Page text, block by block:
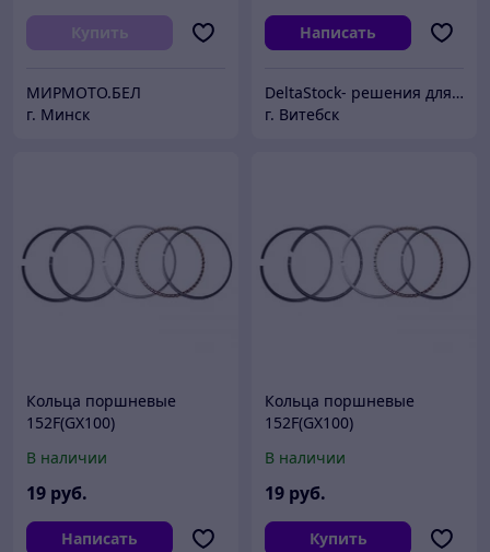
Купить
МИРМОТО.БЕЛ
г. Минск
Написать
DeltaStock- решения для складской техники.
г. Витебск
Кольца поршневые
152F(GX100)
В наличии
19 руб.
Написать
Кольца поршневые
152F(GX100)
В наличии
19 руб.
Купить